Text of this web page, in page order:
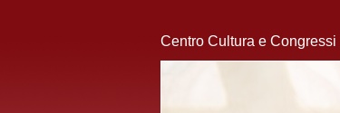
Centro Cultura e Congressi